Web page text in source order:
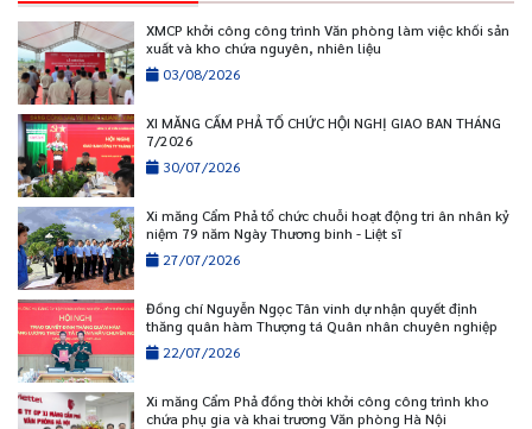
XMCP khởi công công trình Văn phòng làm việc khối sản
xuất và kho chứa nguyên, nhiên liệu
03/08/2026
XI MĂNG CẨM PHẢ TỔ CHỨC HỘI NGHỊ GIAO BAN THÁNG
7/2026
30/07/2026
Xi măng Cẩm Phả tổ chức chuỗi hoạt động tri ân nhân kỷ
niệm 79 năm Ngày Thương binh - Liệt sĩ
27/07/2026
Đồng chí Nguyễn Ngọc Tân vinh dự nhận quyết định
thăng quân hàm Thượng tá Quân nhân chuyên nghiệp
22/07/2026
Xi măng Cẩm Phả đồng thời khởi công công trình kho
chứa phụ gia và khai trương Văn phòng Hà Nội